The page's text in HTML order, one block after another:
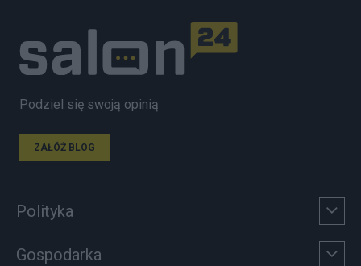
Podziel się swoją opinią
ZAŁÓŻ BLOG
Polityka
Gospodarka